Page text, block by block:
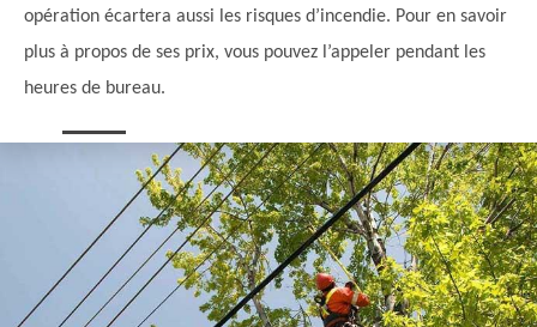
opération écartera aussi les risques d’incendie. Pour en savoir
plus à propos de ses prix, vous pouvez l’appeler pendant les
heures de bureau.